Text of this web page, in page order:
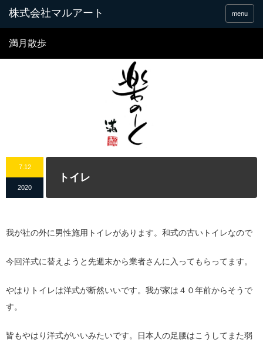
menu
満月散歩
7.12
2020
トイレ
我が社の外に男性施用トイレがあります。和式の古いトイレなので
今回洋式に替えようと先週末から業者さんに入ってもらってます。
やはりトイレは洋式が断然いいです。我が家は４０年前からそうで
す。
皆もやはり洋式がいいみたいです。日本人の足腰はこうしてまた弱